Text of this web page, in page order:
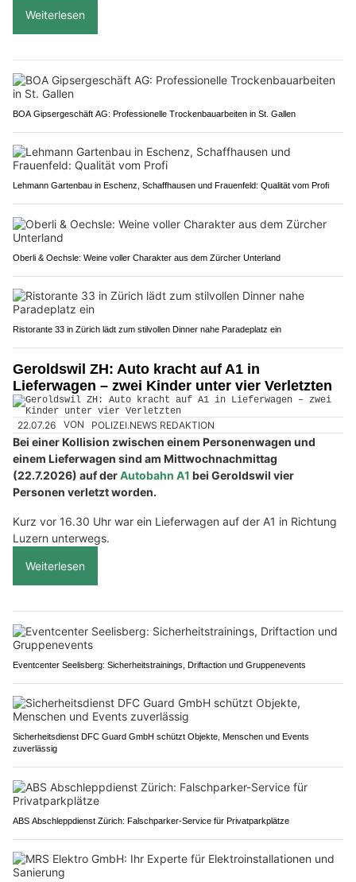
Weiterlesen
BOA Gipsergeschäft AG: Professionelle Trockenbauarbeiten in St. Gallen
Lehmann Gartenbau in Eschenz, Schaffhausen und Frauenfeld: Qualität vom Profi
Oberli & Oechsle: Weine voller Charakter aus dem Zürcher Unterland
Ristorante 33 in Zürich lädt zum stilvollen Dinner nahe Paradeplatz ein
Geroldswil ZH: Auto kracht auf A1 in
Lieferwagen – zwei Kinder unter vier Verletzten
22.07.26 VON POLIZEI.NEWS REDAKTION
Bei einer Kollision zwischen einem Personenwagen und
einem Lieferwagen sind am Mittwochnachmittag
(22.7.2026) auf derAutobahn A1 bei Geroldswil vier
Personen verletzt worden.
Kurz vor 16.30 Uhr war ein Lieferwagen auf der A1 in Richtung
Luzern unterwegs.
Weiterlesen
Eventcenter Seelisberg: Sicherheitstrainings, Driftaction und Gruppenevents
Sicherheitsdienst DFC Guard GmbH schützt Objekte, Menschen und Events
zuverlässig
ABS Abschleppdienst Zürich: Falschparker-Service für Privatparkplätze